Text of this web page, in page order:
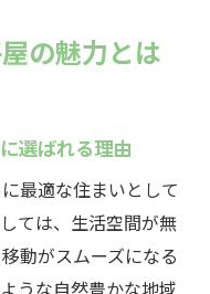
クトな平屋の魅力
率を高める方法
クトな平屋の空間
と片付けのコツ
クトな平屋の工夫
の魅力とは
選ばれる理由
最適な住まいとして
ては、生活空間が無
動がスムーズになる
うな自然豊かな地域